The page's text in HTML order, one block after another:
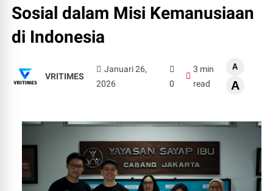
Sosial dalam Misi Kemanusiaan
di Indonesia
VRITIMES
Januari 26,
2026
0
3 min
read
A
A